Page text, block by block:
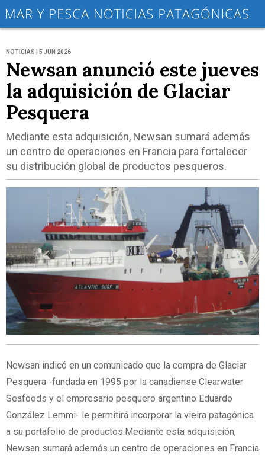
NOTICIAS | 5 JUN 2026
Newsan anunció este jueves
la adquisición de Glaciar
Pesquera
Mediante esta adquisición, Newsan sumará además
un centro de operaciones en Francia para fortalecer
su distribución global de productos pesqueros.
Newsan indicó en un comunicado que la compra de Glaciar
Pesquera -fundada en 1995 por la canadiense Clearwater
Seafoods y el empresario pesquero argentino Eduardo
González Lemmi- le permitirá incorporar la vieira patagónica
a su portafolio de productos.Mediante esta adquisición,
Newsan sumará además un centro de operaciones en Francia